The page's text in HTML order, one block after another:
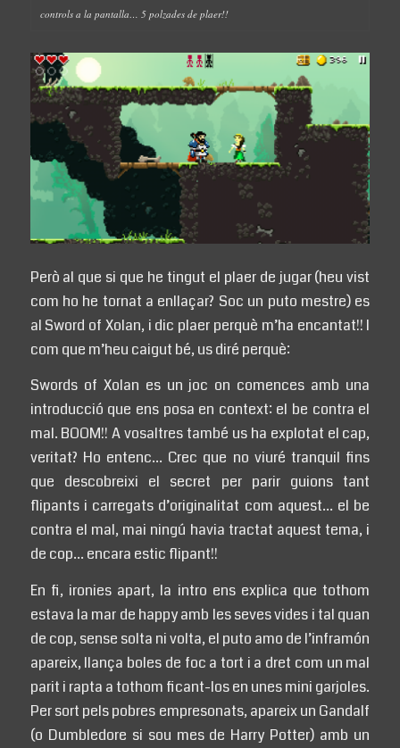
controls a la pantalla… 5 polzades de plaer!!
Però al que si que he tingut el plaer de jugar (heu vist
com ho he tornat a enllaçar? Soc un puto mestre) es
al Sword of Xolan, i dic plaer perquè m’ha encantat!! I
com que m’heu caigut bé, us diré perquè:
Swords of Xolan es un joc on comences amb una
introducció que ens posa en context: el be contra el
mal. BOOM!! A vosaltres també us ha explotat el cap,
veritat? Ho entenc… Crec que no viuré tranquil fins
que descobreixi el secret per parir guions tant
flipants i carregats d’originalitat com aquest… el be
contra el mal, mai ningú havia tractat aquest tema, i
de cop… encara estic flipant!!
En fi, ironies apart, la intro ens explica que tothom
estava la mar de happy amb les seves vides i tal quan
de cop, sense solta ni volta, el puto amo de l’inframón
apareix, llança boles de foc a tort i a dret com un mal
parit i rapta a tothom ficant-los en unes mini garjoles.
Per sort pels pobres empresonats, apareix un Gandalf
(o Dumbledore si sou mes de Harry Potter) amb un